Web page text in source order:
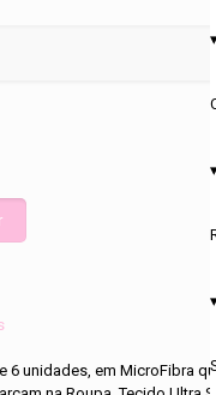
6 unidades, em MicroFibra